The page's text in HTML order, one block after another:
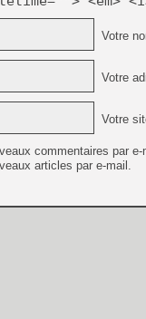
Votre
Votre
Votre
commentaires par e-
articles par e-mail.